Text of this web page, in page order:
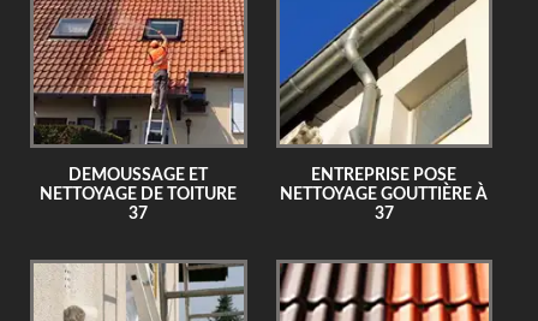
DEMOUSSAGE ET
NETTOYAGE DE TOITURE
37
ENTREPRISE POSE
NETTOYAGE GOUTTIÈRE À
37